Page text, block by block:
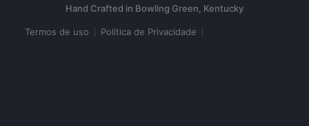
Termos de uso Política de Privacidade